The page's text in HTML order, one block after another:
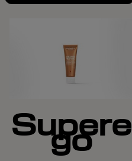
Supere
go